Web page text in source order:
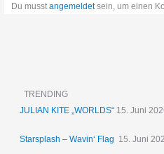
Du musstangemeldetsein, um einen
TRENDING
JULIAN KITE „WORLDS“ 15. Juni
Starsplash – Wavin‘ Flag 15. Juni